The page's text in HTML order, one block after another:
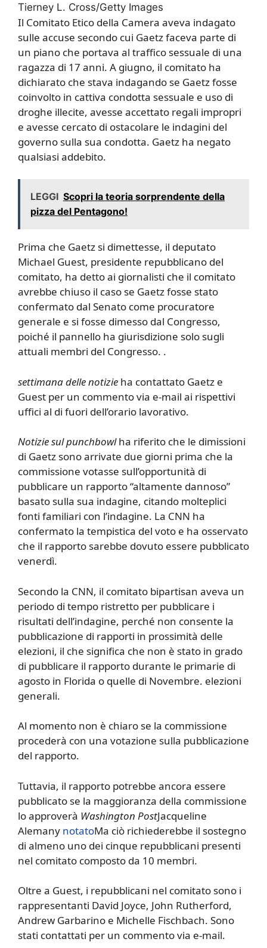
Tierney L. Cross/Getty Images
Il Comitato Etico della Camera aveva indagato
sulle accuse secondo cui Gaetz faceva parte di
un piano che portava al traffico sessuale di una
ragazza di 17 anni. A giugno, il comitato ha
dichiarato che stava indagando se Gaetz fosse
coinvolto in cattiva condotta sessuale e uso di
droghe illecite, avesse accettato regali impropri
e avesse cercato di ostacolare le indagini del
governo sulla sua condotta. Gaetz ha negato
qualsiasi addebito.
LEGGI Scopri la teoria sorprendente della
pizza del Pentagono!
Prima che Gaetz si dimettesse, il deputato
Michael Guest, presidente repubblicano del
comitato, ha detto ai giornalisti che il comitato
avrebbe chiuso il caso se Gaetz fosse stato
confermato dal Senato come procuratore
generale e si fosse dimesso dal Congresso,
poiché il pannello ha giurisdizione solo sugli
attuali membri del Congresso. .
settimana delle notizie ha contattato Gaetz e
Guest per un commento via e-mail ai rispettivi
uffici al di fuori dell’orario lavorativo.
Notizie sul punchbowlha riferito che le dimissioni
di Gaetz sono arrivate due giorni prima che la
commissione votasse sull’opportunità di
pubblicare un rapporto “altamente dannoso”
basato sulla sua indagine, citando molteplici
fonti familiari con l’indagine. La CNN ha
confermato la tempistica del voto e ha osservato
che il rapporto sarebbe dovuto essere pubblicato
venerdì.
Secondo la CNN, il comitato bipartisan aveva un
periodo di tempo ristretto per pubblicare i
risultati dell’indagine, perché non consente la
pubblicazione di rapporti in prossimità delle
elezioni, il che significa che non è stato in grado
di pubblicare il rapporto durante le primarie di
agosto in Florida o quelle di Novembre. elezioni
generali.
Al momento non è chiaro se la commissione
procederà con una votazione sulla pubblicazione
del rapporto.
Tuttavia, il rapporto potrebbe ancora essere
pubblicato se la maggioranza della commissione
lo approverà Washington PostJacqueline
Alemany notatoMa ciò richiederebbe il sostegno
di almeno uno dei cinque repubblicani presenti
nel comitato composto da 10 membri.
Oltre a Guest, i repubblicani nel comitato sono i
rappresentanti David Joyce, John Rutherford,
Andrew Garbarino e Michelle Fischbach. Sono
stati contattati per un commento via e-mail.